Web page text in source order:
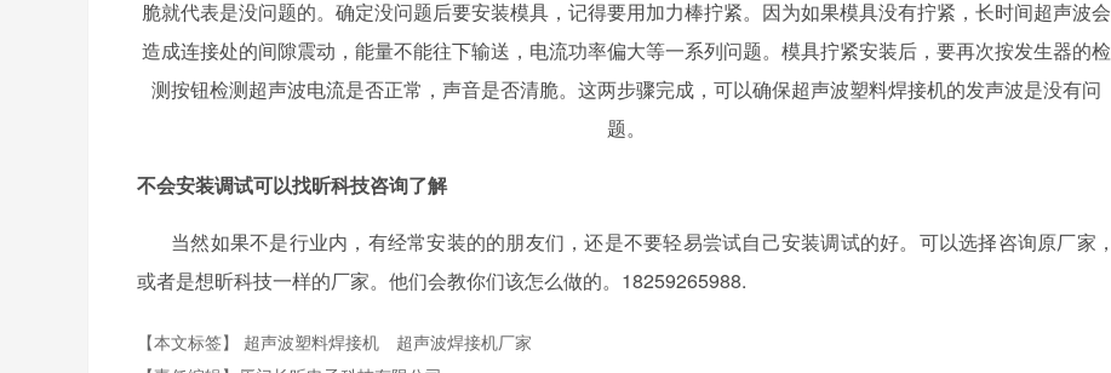
脆就代表是没问题的。确定没问题后要安装模具，记得要用加力棒拧紧。因为如果模具没有拧紧，长时间超声波会
造成连接处的间隙震动，能量不能往下输送，电流功率偏大等一系列问题。模具拧紧安装后，要再次按发生器的检
测按钮检测超声波电流是否正常，声音是否清脆。这两步骤完成，可以确保超声波塑料焊接机的发声波是没有问
题。
不会安装调试可以找昕科技咨询了解
当然如果不是行业内，有经常安装的的朋友们，还是不要轻易尝试自己安装调试的好。可以选择咨询原厂家，
或者是想昕科技一样的厂家。他们会教你们该怎么做的。 18259265988.
【本文标签】 超声波塑料焊接机
超声波焊接机厂家